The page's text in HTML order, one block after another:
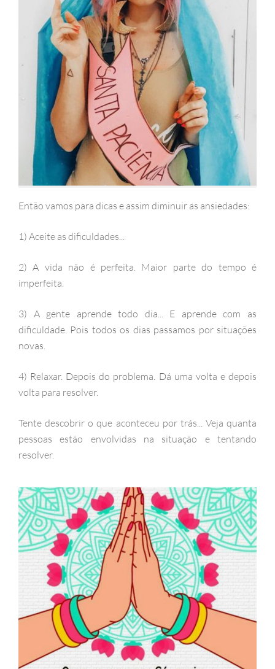
Então vamos para dicas e assim diminuir as ansiedades:
1) Aceite as dificuldades...
2) A vida não é perfeita. Maior parte do tempo é
imperfeita.
3) A gente aprende todo dia... E aprende com as
dificuldade. Pois todos os dias passamos por situações
novas.
4) Relaxar. Depois do problema. Dá uma volta e depois
volta para resolver.
Tente descobrir o que aconteceu por trás... Veja quanta
pessoas estão envolvidas na situação e tentando
resolver.